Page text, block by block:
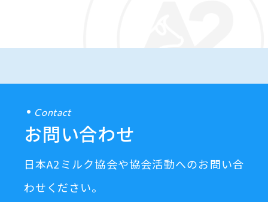
Contact
お問い合わせ
日本A2ミルク協会や協会活動へのお問い合
わせください。